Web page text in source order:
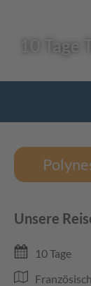
10
Unsere
10 Tage